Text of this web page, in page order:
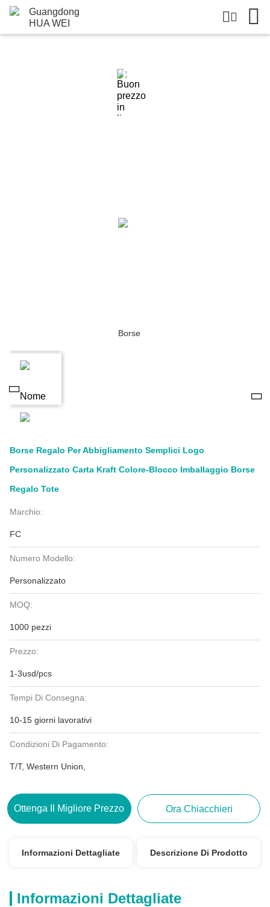
Dettagli Dei Prodotti
Borse Regalo Per Abbigliamento Semplici Logo
Personalizzato Carta Kraft Colore-Blocco Imballaggio Borse
Regalo Tote
Marchio:
FC
Numero Modello:
Personalizzato
MOQ:
1000 pezzi
Prezzo:
1-3usd/pcs
Tempi Di Consegna:
10-15 giorni lavorativi
Condizioni Di Pagamento:
T/T, Western Union,
Ottenga Il Migliore Prezzo Ora Chiacchieri
Informazioni Dettagliate Descrizione Di Prodotto
Informazioni Dettagliate